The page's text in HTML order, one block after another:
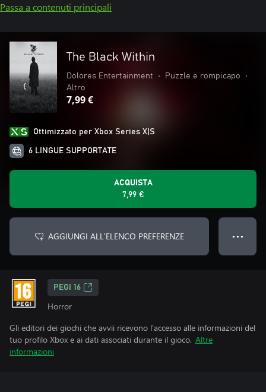
Passa a contenuti principali
The Black Within
Dolores Entertainment • Puzzle e rompicapo
•
Altro
7,99 €
Ottimizzato per Xbox Series X|S
6 LINGUE SUPPORTATE
ACQUISTA
7,99 €
AGGIUNGI ALL'ELENCO PREFERENZE ● ● ●
PEGI 16
Horror
Gli editori dei giochi che avvii ricevono l'accesso alle informazioni del
tuo profilo Xbox e ai dati associati durante il gioco. Altre
informazioni